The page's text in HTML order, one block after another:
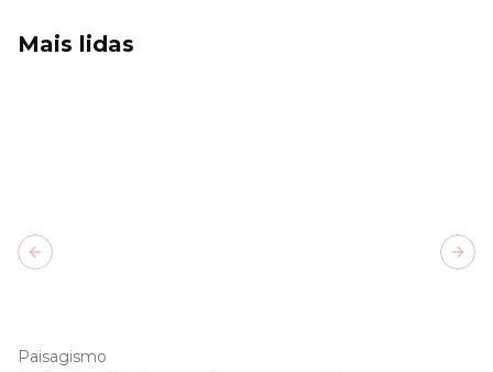
Mais lidas
Paisagismo
Previous slide